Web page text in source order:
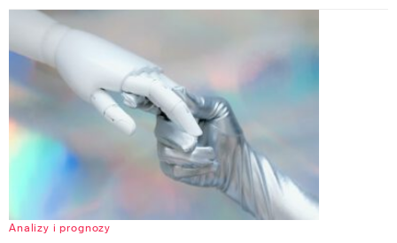
Analizy i prognozy